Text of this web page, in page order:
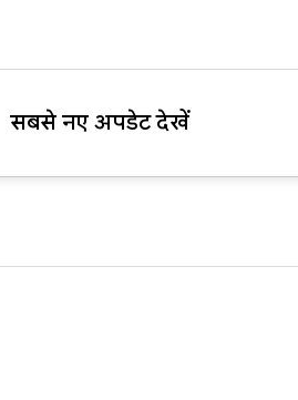
सबसे नए अपडेट देखें